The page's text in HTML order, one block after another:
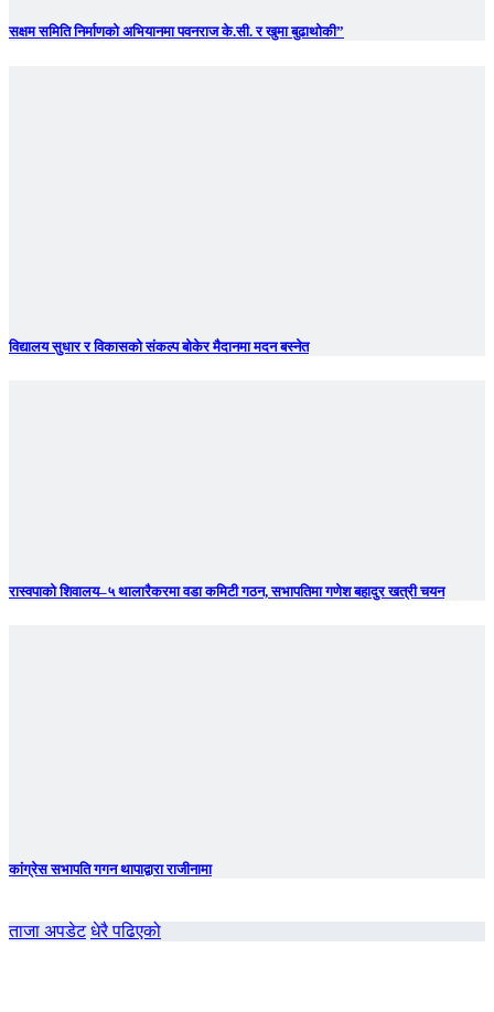
सक्षम समिति निर्माणको अभियानमा पवनराज के.सी. र खुमा बुढाथोकी”
विद्यालय सुधार र विकासको संकल्प बोकेर मैदानमा मदन बस्नेत
रास्वपाको शिवालय–५ थालारैकरमा वडा कमिटी गठन, सभापतिमा गणेश बहादुर खत्री चयन
कांग्रेस सभापति गगन थापाद्वारा राजीनामा
ताजा अपडेट धेरै पढिएको